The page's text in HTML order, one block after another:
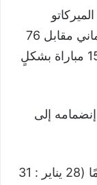
الصيفي 2015 قادمًا من فولفسبورج الألماني مقابل 76
مليون يورو، ومنذ ذلك الحين غاب عن 156 مباراة بشكلٍ
إلى
اصابة في الركبة – غاب لمدة 65 يومًا (28 يناير : 31